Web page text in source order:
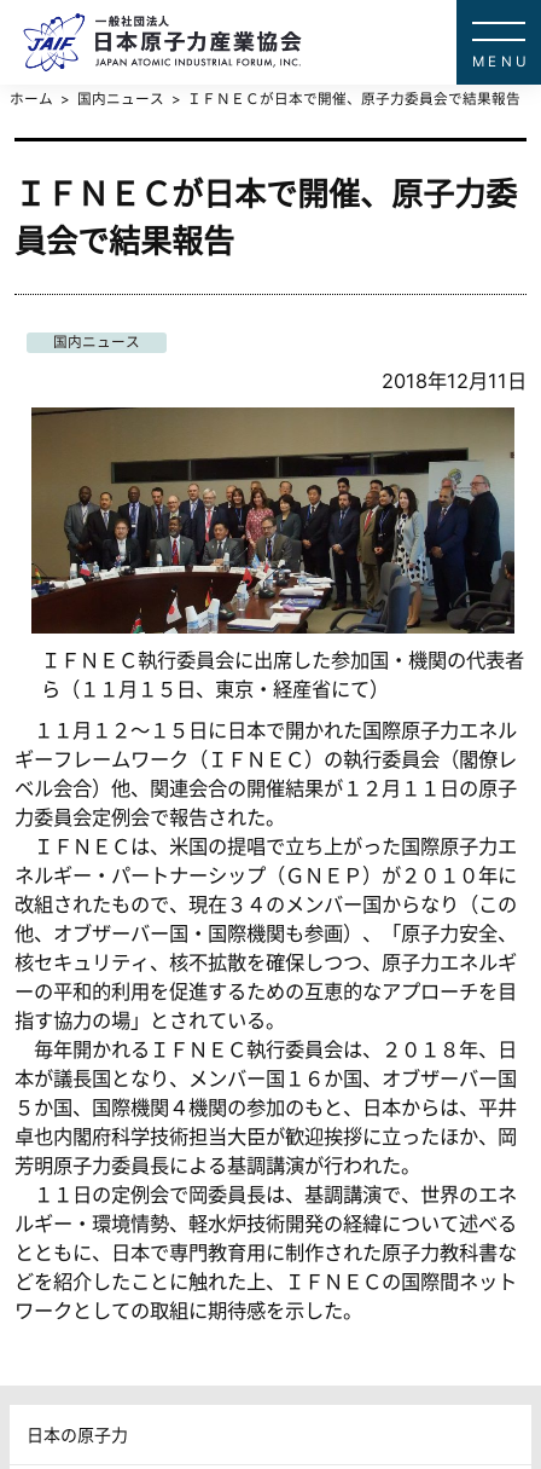
ホーム 国内ニュース ＩＦＮＥＣが日本で開催、原子力委員会で結果報告
ＩＦＮＥＣが日本で開催、原子力委
員会で結果報告
国内ニュース
2018年12月11日
ＩＦＮＥＣ執行委員会に出席した参加国・機関の代表者
ら（１１月１５日、東京・経産省にて）
１１月１２～１５日に日本で開かれた国際原子力エネル
ギーフレームワーク（ＩＦＮＥＣ）の執行委員会（閣僚レ
ベル会合）他、関連会合の開催結果が１２月１１日の原子
力委員会定例会で報告された。
ＩＦＮＥＣは、米国の提唱で立ち上がった国際原子力エ
ネルギー・パートナーシップ（ＧＮＥＰ）が２０１０年に
改組されたもので、現在３４のメンバー国からなり（この
他、オブザーバー国・国際機関も参画）、「原子力安全、
核セキュリティ、核不拡散を確保しつつ、原子力エネルギ
ーの平和的利用を促進するための互恵的なアプローチを目
指す協力の場」とされている。
毎年開かれるＩＦＮＥＣ執行委員会は、２０１８年、日
本が議長国となり、メンバー国１６か国、オブザーバー国
５か国、国際機関４機関の参加のもと、日本からは、平井
卓也内閣府科学技術担当大臣が歓迎挨拶に立ったほか、岡
芳明原子力委員長による基調講演が行われた。
１１日の定例会で岡委員長は、基調講演で、世界のエネ
ルギー・環境情勢、軽水炉技術開発の経緯について述べる
とともに、日本で専門教育用に制作された原子力教科書な
どを紹介したことに触れた上、ＩＦＮＥＣの国際間ネット
ワークとしての取組に期待感を示した。
日本の原子力